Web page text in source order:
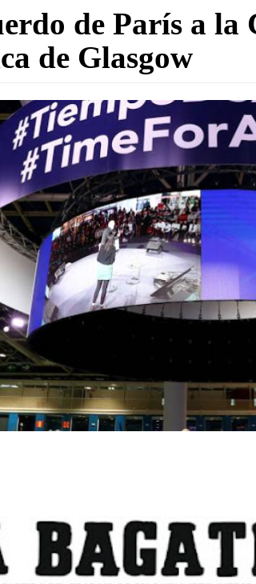
de París a la
de Glasgow